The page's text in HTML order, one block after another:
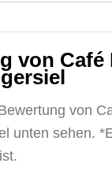
von Café
von
unten sehen.